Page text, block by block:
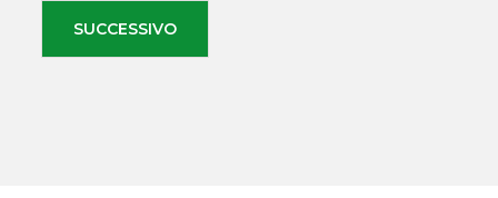
SUCCESSIVO